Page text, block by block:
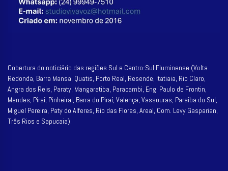
Cobertura do noticiário das regiões Sul e Centro-Sul Fluminense (Volta
Redonda, Barra Mansa, Quatis, Porto Real, Resende, Itatiaia, Rio Claro,
Angra dos Reis, Paraty, Mangaratiba, Paracambi, Eng. Paulo de Frontin,
Mendes, Piraí, Pinheiral, Barra do Piraí, Valença, Vassouras, Paraíba do Sul,
Miguel Pereira, Paty do Alferes, Rio das Flores, Areal, Com. Levy Gasparian,
Três Rios e Sapucaia).